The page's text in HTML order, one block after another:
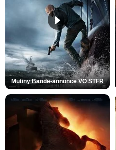
Mutiny Bande-annonce VO STFR